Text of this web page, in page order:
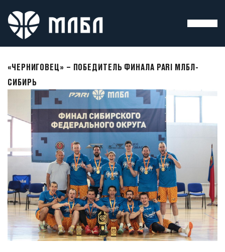
«ЧЕРНИГОВЕЦ» – ПОБЕДИТЕЛЬ ФИНАЛА PARI МЛБЛ-
СИБИРЬ